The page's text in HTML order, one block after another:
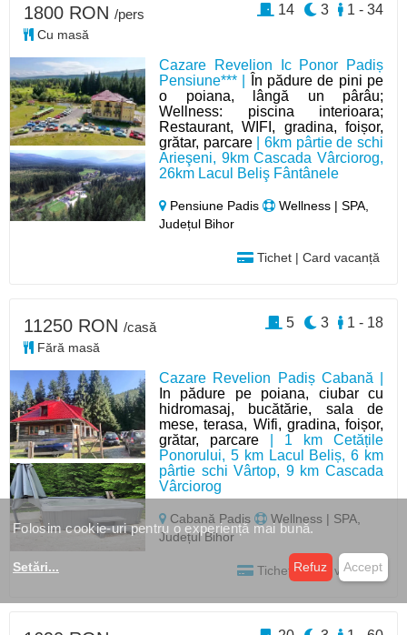
Cazare Revelion Ic Ponor Padiș
Pensiune*** |
În pădure de pini pe
o poiana, lângă un pârâu;
Wellness: piscina interioara;
Restaurant, WIFI, gradina, foișor,
grătar, parcare| 6km pârtie de schi
Arieşeni, 9km Cascada Vârciorog,
26km Lacul Beliş Fântânele
Pensiune Padis
Wellness | SPA,
Județul Bihor
Tichet | Card vacanță
1800 RON /pers
Cu masă
1 - 34
3
14
Cazare Revelion Padiș Cabană |
In pădure pe poiana, ciubar cu
hidromasaj, bucătărie, sala de
mese, terasa, Wifi, gradina, foișor,
grătar, parcare | 1 km Cetățile
Ponorului, 5 km Lacul Beliș, 6 km
pârtie schi Vârtop, 9 km Cascada
Vârciorog
Cabană Padis
Wellness | SPA,
Județul Bihor
Tichet | Card vacanță
11250 RON /casă
Fără masă
1 - 18
3
5
Folosim cookie-uri pentru o experiență mai bună.
Setări... Refuz Accept